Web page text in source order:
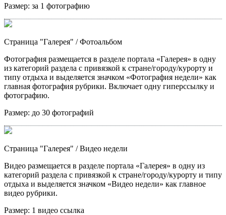
Размер: за 1 фотографию
Страница "Галерея" / Фотоальбом
Фотография размещается в разделе портала «Галерея» в одну
из категорий раздела с привязкой к стране/городу/курорту и
типу отдыха и выделяется значком «Фотография недели» как
главная фотография рубрики. Включает одну гиперссылку и
фотографию.
Размер: до 30 фотографий
Страница "Галерея" / Видео недели
Видео размещается в разделе портала «Галерея» в одну из
категорий раздела с привязкой к стране/городу/курорту и типу
отдыха и выделяется значком «Видео недели» как главное
видео рубрики.
Размер: 1 видео ссылка